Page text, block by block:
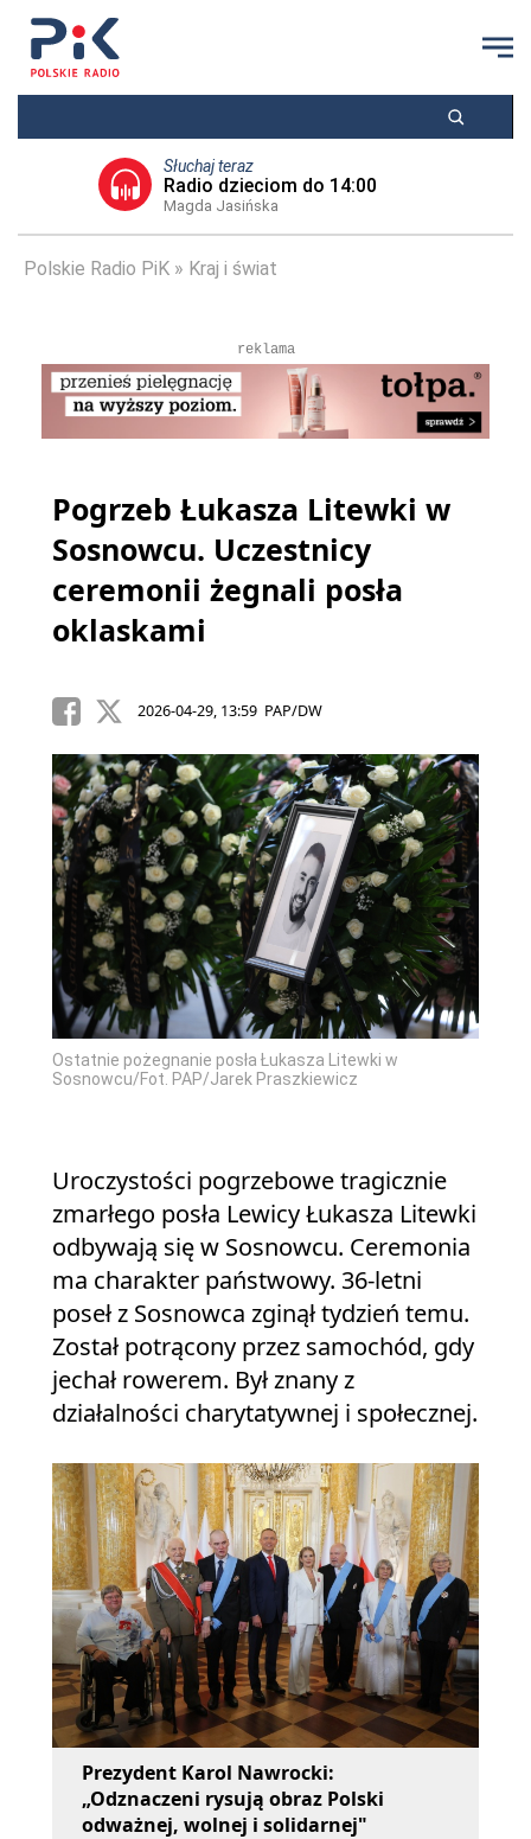
Słuchaj teraz
Radio dzieciom do 14:00
Magda Jasińska
Polskie Radio PiK Kraj i świat
reklama
Pogrzeb Łukasza Litewki w
Sosnowcu. Uczestnicy
ceremonii żegnali posła
oklaskami
2026-04-29, 13:59 PAP/DW
Ostatnie pożegnanie posła Łukasza Litewki w
Sosnowcu/Fot. PAP/Jarek Praszkiewicz
Uroczystości pogrzebowe tragicznie
zmarłego posła Lewicy Łukasza Litewki
odbywają się w Sosnowcu. Ceremonia
ma charakter państwowy. 36-letni
poseł z Sosnowca zginął tydzień temu.
Został potrącony przez samochód, gdy
jechał rowerem. Był znany z
działalności charytatywnej i społecznej.
Prezydent Karol Nawrocki:
„Odznaczeni rysują obraz Polski
odważnej, wolnej i solidarnej"